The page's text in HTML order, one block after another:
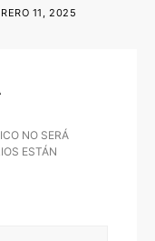
11, 2025
NO SERÁ
ESTÁN